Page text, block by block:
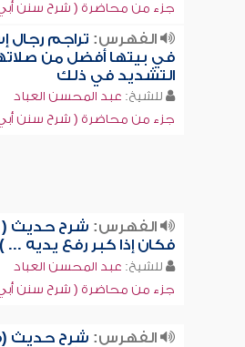
جزء من محاضرة ( شرح سنن أبي
الفهرس: تراجم رجال
في بيتها أفضل من
التشديد في ذلك
للشيخ: عبد المحسن العباد
جزء من محاضرة ( شرح سنن أبي
الفهرس: شرح حديث (
فكان إذا كبر رفع يديه ...
للشيخ: عبد المحسن العباد
جزء من محاضرة ( شرح سنن أبي
الفهرس: شرح حديث